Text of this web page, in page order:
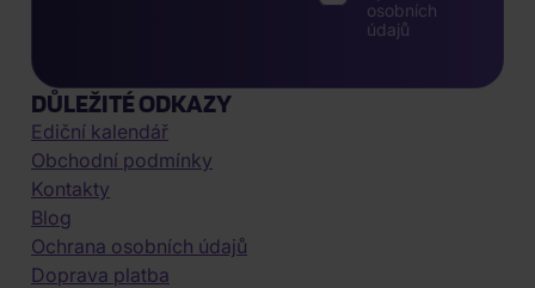
osobních
údajů
DŮLEŽITÉ ODKAZY
Ediční kalendář
Obchodní podmínky
Kontakty
Blog
Ochrana osobních údajů
Doprava platba